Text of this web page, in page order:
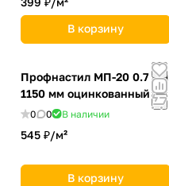
В корзину
Профнастил MП-20 0.7 мм
1150 мм оцинкованный
0 0 В наличии
545 ₽/м²
В корзину